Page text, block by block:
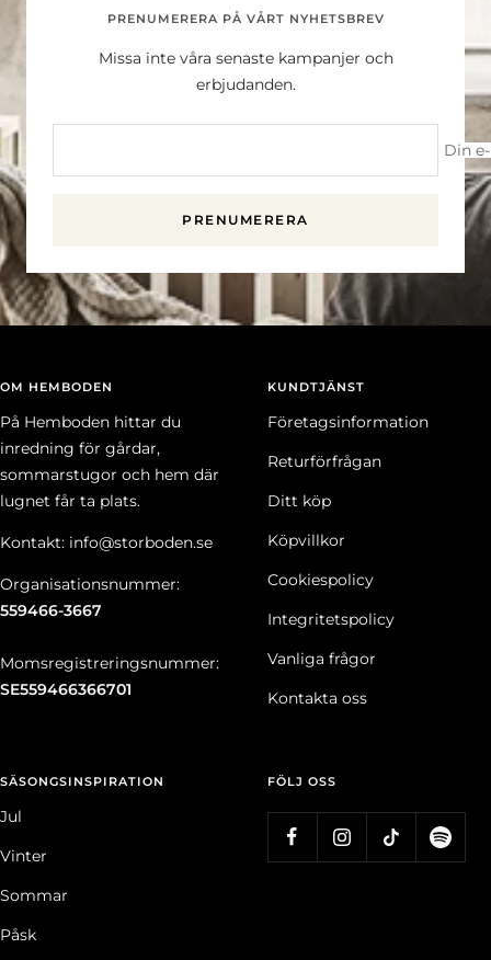
PRENUMERERA PÅ VÅRT NYHETSBREV
Missa inte våra senaste kampanjer och
erbjudanden.
Din
PRENUMERERA
OM HEMBODEN
På Hemboden hittar du
inredning för gårdar,
sommarstugor och hem där
lugnet får ta plats.
Kontakt: info@storboden.se
Organisationsnummer:
559466-3667
Momsregistreringsnummer:
SE559466366701
KUNDTJÄNST
Företagsinformation
Returförfrågan
Ditt köp
Köpvillkor
Cookiespolicy
Integritetspolicy
Vanliga frågor
Kontakta oss
SÄSONGSINSPIRATION
Jul
Vinter
Sommar
Påsk
FÖLJ OSS